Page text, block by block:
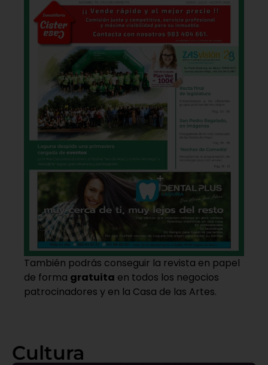
También podrás conseguir la revista en papel
de forma gratuita en todos los negocios
patrocinadores y en la Casa de las Artes.
Cultura